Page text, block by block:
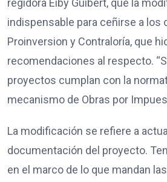
regidora Eiby Guibert, que la
indispensable para ceñirse a los
Proinversion y Contraloría, que
recomendaciones al respecto.
proyectos cumplan con la
mecanismo de Obras por
La modificación se refiere a
documentación del proyecto.
en el marco de lo que mandan